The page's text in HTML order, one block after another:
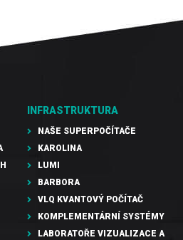
INFRASTRUKTURA
NAŠE SUPERPOČÍTAČE
KAROLINA
LUMI
BARBORA
VLQ KVANTOVÝ POČÍTAČ
KOMPLEMENTÁRNÍ SYSTÉMY
LABORATOŘE VIZUALIZACE A